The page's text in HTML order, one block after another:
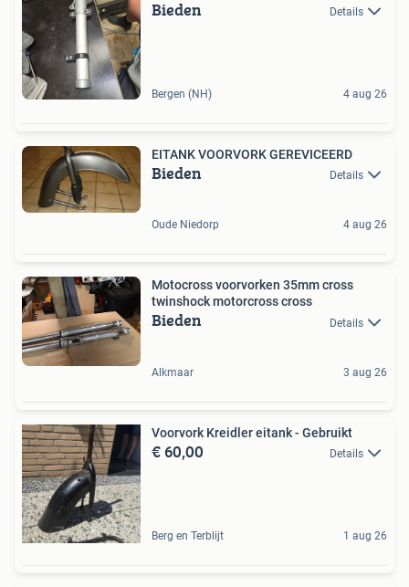
Bieden Details
Bergen (NH) 4 aug 26
EITANK VOORVORK GEREVICEERD
Bieden Details
Oude Niedorp 4 aug 26
Motocross voorvorken 35mm cross
twinshock motorcross cross
Bieden Details
Alkmaar 3 aug 26
Voorvork Kreidler eitank - Gebruikt
€ 60,00 Details
Berg en Terblijt 1 aug 26